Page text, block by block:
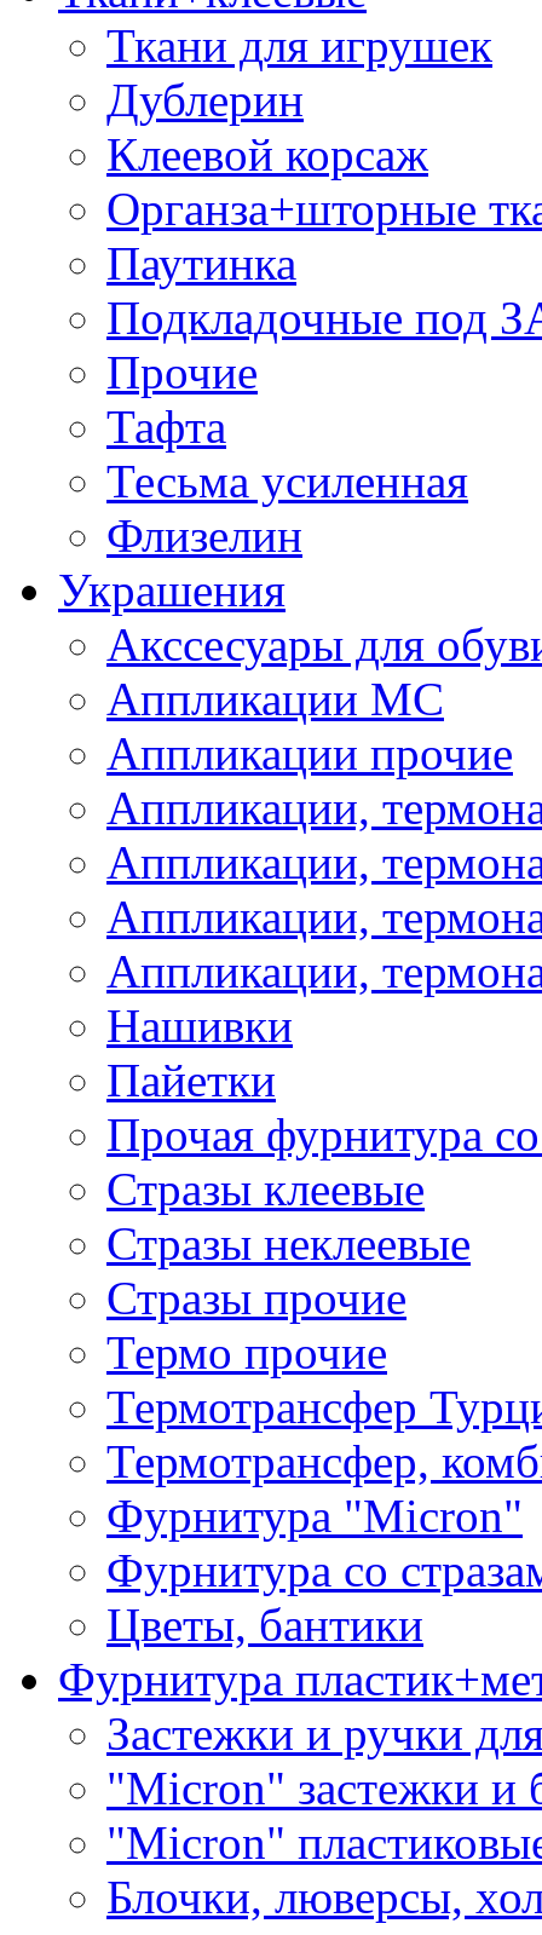
Ткани для игрушек
Дублерин
Клеевой корсаж
Органза+шторные
Паутинка
Подкладочные под
Прочие
Тафта
Тесьма усиленная
Флизелин
Украшения
Акссесуары для
Аппликации МС
Аппликации прочие
Аппликации,
Аппликации,
Аппликации,
Аппликации,
Нашивки
Пайетки
Прочая фурнитура
Стразы клеевые
Стразы неклеевые
Стразы прочие
Термо прочие
Термотрансфер
Термотрансфер,
Фурнитура "Micron"
Фурнитура со
Цветы, бантики
Фурнитура
Застежки и ручки
"Micron" застежки и
"Micron"
Блочки, люверсы,